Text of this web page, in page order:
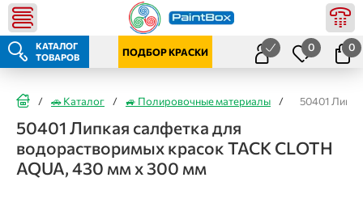
КАТАЛОГ
ТОВАРОВ
ПОДБОР КРАСКИ 0 0
/ 🚗 Каталог / 🚙 Полировочные материалы / 50401
50401 Липкая салфетка для
водорастворимых красок TACK CLOTH
AQUA, 430 мм х 300 мм